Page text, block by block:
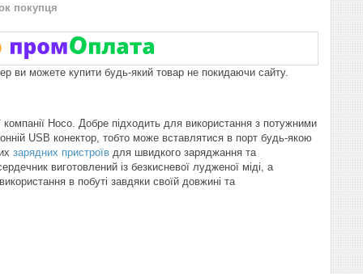
покупця
ви можете купити будь-який товар не покидаючи сайту.
Hoco. Добре підходить для використання з потужними
USB конектор, тобто може вставлятися в порт будь-якою
зарядних пристроїв для швидкого заряджання та
виготовлений із безкисневої лудженої міді, а
в побуті завдяки своїй довжині та